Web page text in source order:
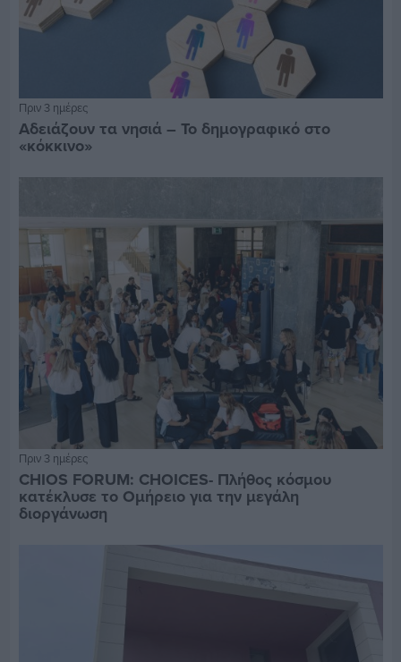
Πριν 3 ημέρες
Αδειάζουν τα νησιά – Το δημογραφικό στο
«κόκκινο»
Πριν 3 ημέρες
CHIOS FORUM: CHOICES- Πλήθος κόσμου
κατέκλυσε το Ομήρειο για την μεγάλη
διοργάνωση